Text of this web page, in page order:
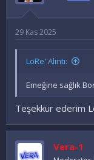
r
:
29 Kas 2025
LoRe' Alıntı:
Emeğine sağlık
Teşekkür ederim
Vera-1